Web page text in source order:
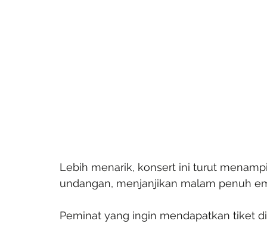
Lebih menarik, konsert ini turut
undangan, menjanjikan malam penuh
Peminat yang ingin mendapatkan tiket